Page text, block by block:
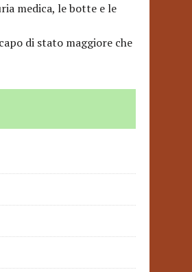
medica, le botte e le
di stato maggiore che